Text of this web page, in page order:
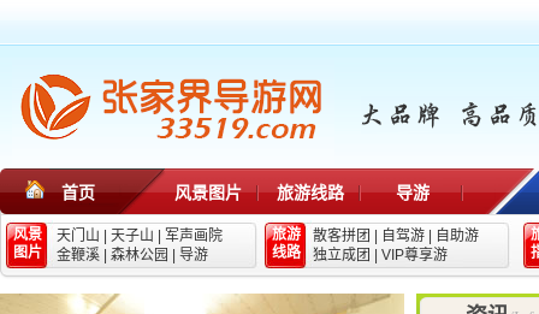
首页 风景图片 旅游线路 导游
风景
图片
天门山 天子山
军声画院
金鞭溪
森林公园 导游
旅游
线路
散客拼团 自驾游
自助游
独立成团
VIP尊享游